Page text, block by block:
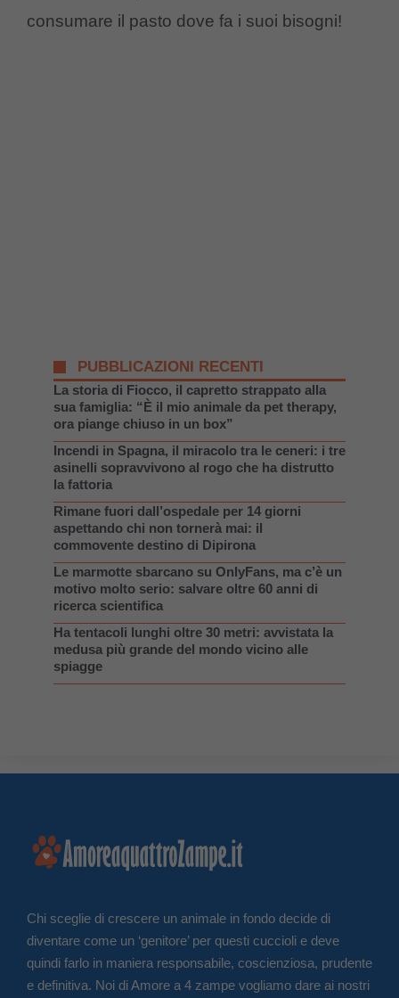
consumare il pasto dove fa i suoi bisogni!
PUBBLICAZIONI RECENTI
La storia di Fiocco, il capretto strappato alla
sua famiglia: “È il mio animale da pet therapy,
ora piange chiuso in un box”
Incendi in Spagna, il miracolo tra le ceneri: i tre
asinelli sopravvivono al rogo che ha distrutto
la fattoria
Rimane fuori dall’ospedale per 14 giorni
aspettando chi non tornerà mai: il
commovente destino di Dipirona
Le marmotte sbarcano su OnlyFans, ma c’è un
motivo molto serio: salvare oltre 60 anni di
ricerca scientifica
Ha tentacoli lunghi oltre 30 metri: avvistata la
medusa più grande del mondo vicino alle
spiagge
Chi sceglie di crescere un animale in fondo decide di
diventare come un ‘genitore’ per questi cuccioli e deve
quindi farlo in maniera responsabile, coscienziosa, prudente
e definitiva. Noi di Amore a 4 zampe vogliamo dare ai nostri